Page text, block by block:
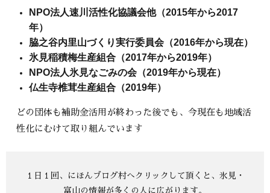
NPO法人速川活性化協議会他（2015年から2017
年）
脇之谷内里山づくり実行委員会（2016年から現在）
氷見稲積梅生産組合（2017年から2019年）
NPO法人氷見なごみの会（2019年から現在）
仏生寺椎茸生産組合（2019年）
どの団体も補助金活用が終わった後でも、今現在も地域活
性化にむけて取り組んでいます